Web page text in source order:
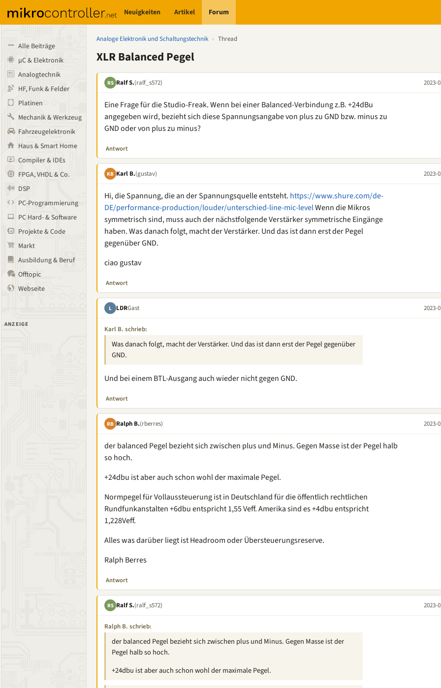
Neuigkeiten Artikel Forum
Alle Beiträge
µC & Elektronik
Analogtechnik
HF, Funk & Felder
Platinen
Mechanik & Werkzeug
Fahrzeugelektronik
Haus & Smart Home
Compiler & IDEs
FPGA, VHDL & Co.
DSP
PC-Programmierung
PC Hard- & Software
Projekte & Code
Markt
Ausbildung & Beruf
Offtopic
Webseite
ANZEIGE
Analoge Elektronik und Schaltungstechnik › Thread
XLR Balanced Pegel
RS Ralf S.(ralf_s572) 2023-
Eine Frage für die Studio-Freak. Wenn bei einer Balanced-Verbindung z.B. +24dBu
angegeben wird, bezieht sich diese Spannungsangabe von plus zu GND bzw. minus zu
GND oder von plus zu minus?
Antwort
KB Karl B.(gustav) 2023-
Hi, die Spannung, die an der Spannungsquelle entsteht. https://www.shure.com/de-
DE/performance-production/louder/unterschied-line-mic-levelWenn die Mikros
symmetrisch sind, muss auch der nächstfolgende Verstärker symmetrische Eingänge
haben. Was danach folgt, macht der Verstärker. Und das ist dann erst der Pegel
gegenüber GND.
ciao gustav
Antwort
L LDRGast 2023-
Karl B. schrieb:
Was danach folgt, macht der Verstärker. Und das ist dann erst der Pegel gegenüber
GND.
Und bei einem BTL-Ausgang auch wieder nicht gegen GND.
Antwort
RB Ralph B.(rberres) 2023-
der balanced Pegel bezieht sich zwischen plus und Minus. Gegen Masse ist der Pegel halb
so hoch.
+24dbu ist aber auch schon wohl der maximale Pegel.
Normpegel für Vollaussteuerung ist in Deutschland für die öffentlich rechtlichen
Rundfunkanstalten +6dbu entspricht 1,55 Veff. Amerika sind es +4dbu entspricht
1,228Veff.
Alles was darüber liegt ist Headroom oder Übersteuerungsreserve.
Ralph Berres
Antwort
RS Ralf S.(ralf_s572) 2023-
Ralph B. schrieb:
der balanced Pegel bezieht sich zwischen plus und Minus. Gegen Masse ist der
Pegel halb so hoch.
+24dbu ist aber auch schon wohl der maximale Pegel.